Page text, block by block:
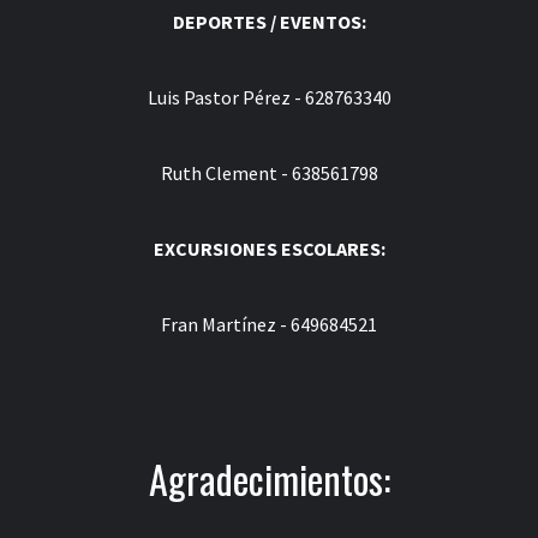
DEPORTES / EVENTOS:
Luis Pastor Pérez - 628763340
Ruth Clement - 638561798
EXCURSIONES ESCOLARES:
Fran Martínez - 649684521
Agradecimientos: